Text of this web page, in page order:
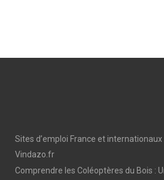
Sites d’emploi France et internationaux
Vindazo.fr
Comprendre les Coléoptères du Bois :